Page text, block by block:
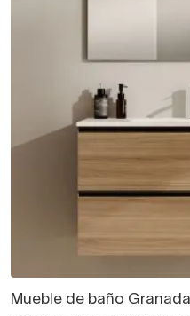
Mueble de baño